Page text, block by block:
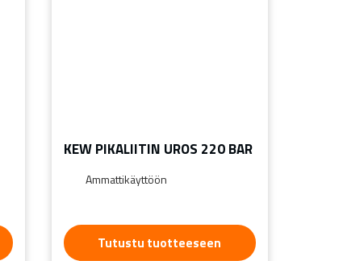
KEW PIKALIITIN UROS 220 BAR
Ammattikäyttöön
Tutustu tuotteeseen